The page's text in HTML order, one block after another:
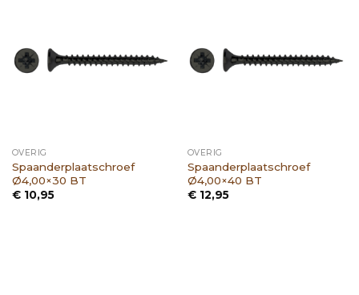
OVERIG
Spaanderplaatschroef
Ø4,00×30 BT
€10,95
OVERIG
Spaanderplaatschroef
Ø4,00×40 BT
€12,95